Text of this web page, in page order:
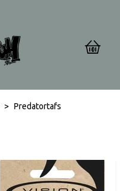
0
Predatortafs